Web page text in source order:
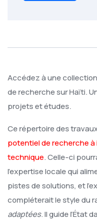
Accédez à une
de recherche sur Haïti.
projets et études.
Ce répertoire des
potentiel de recherche à
technique. Celle-ci
l’expertise locale qui
pistes de solutions, et
compléterait le style du
adaptées. Il guide l’État